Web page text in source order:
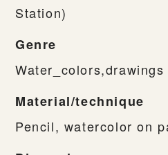
Station)
Genre
Water_colors,drawings
Material/technique
Pencil, watercolor on